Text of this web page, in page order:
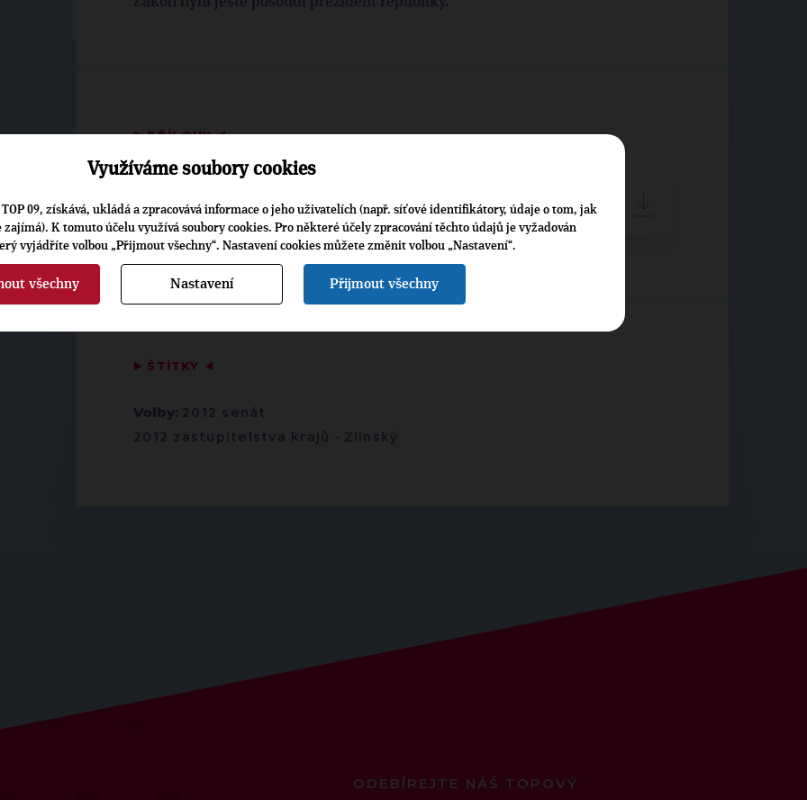
▶PŘÍLOHY◀
Volební plakát.jpg (76.7 kB)
▶ ŠTÍTKY ◀
Volby: 2012 senát
2012 zastupitelstva krajů - Zlínský
ODEBÍREJTE NÁŠ TOPOVÝ
Využíváme soubory cookies
09, získává, ukládá a zpracovává informace o jeho uživatelích (např. síťové identifikátory, údaje o tom, jak
K tomuto účelu využívá soubory cookies. Pro některé účely zpracování těchto údajů je vyžadován
vyjádříte volbou „Přijmout všechny“. Nastavení cookies můžete změnit volbou „Nastavení“.
všechny Nastavení Přijmout všechny